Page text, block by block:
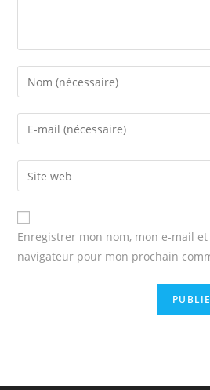
Enter
your
name
comment
Enter
your
email
address
comment
Enter
your
website
URL
(optional)
Enregistrer mon nom, mon e-mail
navigateur pour mon prochain